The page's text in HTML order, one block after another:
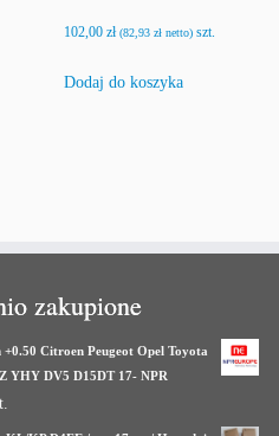
102,00 zł (82,93 złnetto)szt.
Dodaj do koszyka
zakupione
Citroen Peugeot Opel Toyota
YHY DV5 D15DT 17- NPR